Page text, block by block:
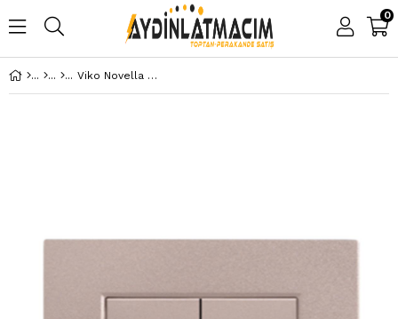
0
Viko Novella Bronz Jaluzi Panjur Düğme + Mekanizma(Çerçeve Hariç)